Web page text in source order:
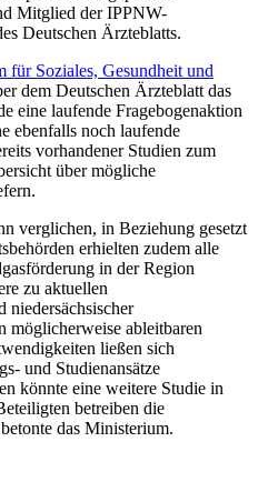
Mitglied der IPPNW-
Deutschen Ärzteblatts.
für Soziales, Gesundheit und
dem Deutschen Ärzteblatt das
eine laufende Fragebogenaktion
ebenfalls noch laufende
vorhandener Studien zum
über mögliche
verglichen, in Beziehung gesetzt
erhielten zudem alle
in der Region
zu aktuellen
niedersächsischer
möglicherweise ableitbaren
ließen sich
und Studienansätze
könnte eine weitere Studie in
betreiben die
das Ministerium.